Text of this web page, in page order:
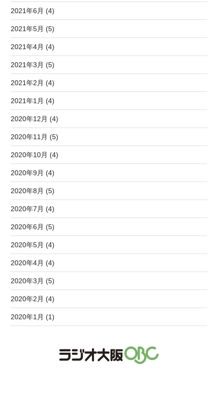
2021年6月 (4)
2021年5月 (5)
2021年4月 (4)
2021年3月 (5)
2021年2月 (4)
2021年1月 (4)
2020年12月 (4)
2020年11月 (5)
2020年10月 (4)
2020年9月 (4)
2020年8月 (5)
2020年7月 (4)
2020年6月 (5)
2020年5月 (4)
2020年4月 (4)
2020年3月 (5)
2020年2月 (4)
2020年1月 (1)